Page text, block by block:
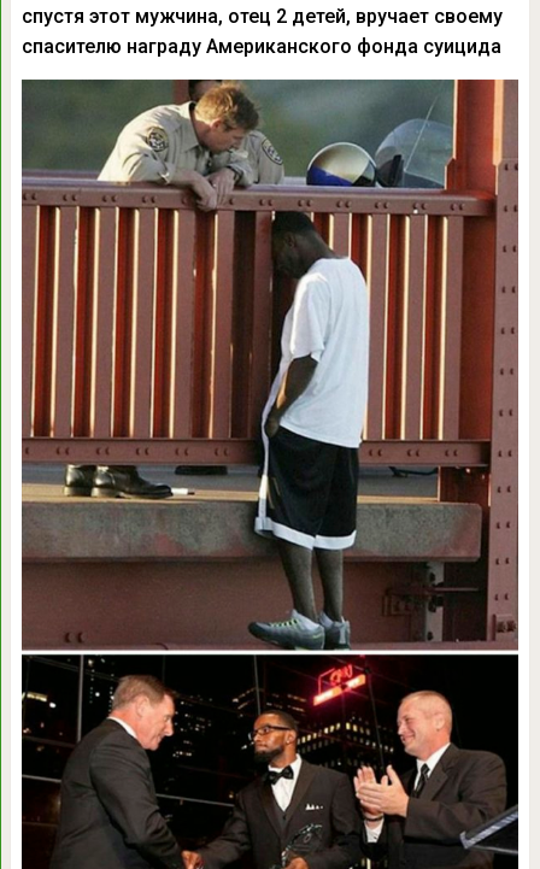
спустя этот мужчина, отец 2 детей, вручает своему
спасителю награду Американского фонда суицида